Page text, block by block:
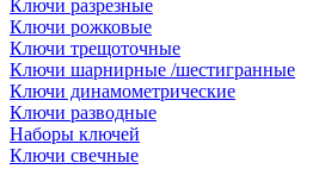
Ключи разрезные
Ключи рожковые
Ключи трещоточные
Ключи шарнирные /шестигранные
Ключи динамометрические
Ключи разводные
Наборы ключей
Ключи свечные